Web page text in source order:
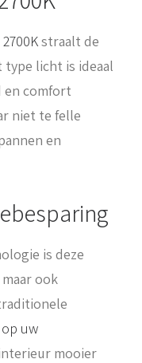
2700Kstraalt de
licht is ideaal
en comfort
niet te felle
en
is deze
ook
uw
mooier